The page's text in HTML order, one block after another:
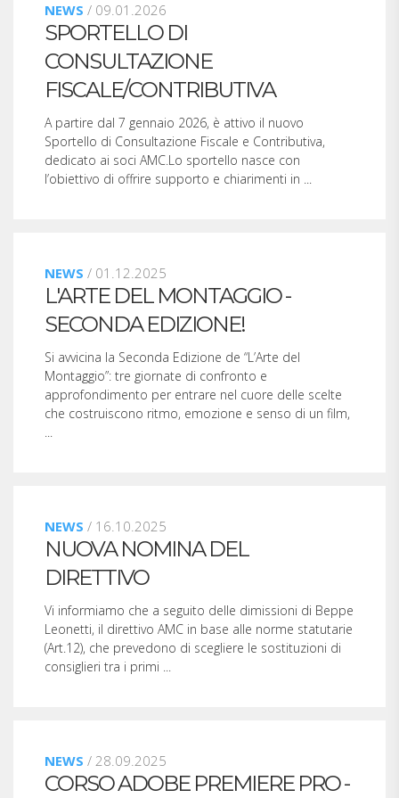
NEWS / 09.01.2026
SPORTELLO DI
CONSULTAZIONE
FISCALE/CONTRIBUTIVA
A partire dal 7 gennaio 2026, è attivo il nuovo
Sportello di Consultazione Fiscale e Contributiva,
dedicato ai soci AMC.Lo sportello nasce con
l’obiettivo di offrire supporto e chiarimenti in ...
NEWS / 01.12.2025
L'ARTE DEL MONTAGGIO -
SECONDA EDIZIONE!
Si avvicina la Seconda Edizione de “L’Arte del
Montaggio”: tre giornate di confronto e
approfondimento per entrare nel cuore delle scelte
che costruiscono ritmo, emozione e senso di un film,
...
NEWS / 16.10.2025
NUOVA NOMINA DEL
DIRETTIVO
Vi informiamo che a seguito delle dimissioni di Beppe
Leonetti, il direttivo AMC in base alle norme statutarie
(Art.12), che prevedono di scegliere le sostituzioni di
consiglieri tra i primi ...
NEWS / 28.09.2025
CORSO ADOBE PREMIERE PRO -